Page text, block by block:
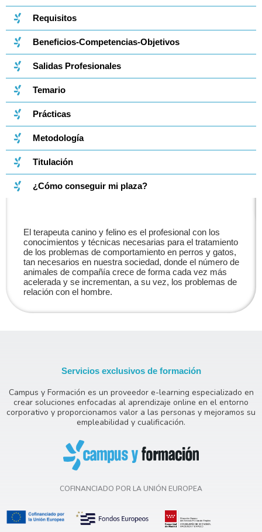
Requisitos
Beneficios-Competencias-Objetivos
Salidas Profesionales
Temario
Prácticas
Metodología
Titulación
¿Cómo conseguir mi plaza?
El terapeuta canino y felino es el profesional con los
conocimientos y técnicas necesarias para el tratamiento
de los problemas de comportamiento en perros y gatos,
tan necesarios en nuestra sociedad, donde el número de
animales de compañía crece de forma cada vez más
acelerada y se incrementan, a su vez, los problemas de
relación con el hombre.
Servicios exclusivos de formación
Campus y Formación es un proveedor e-learning especializado en
crear soluciones enfocadas al aprendizaje online en el entorno
corporativo y proporcionamos valor a las personas y mejoramos su
empleabilidad y cualificación.
COFINANCIADO POR LA UNIÓN EUROPEA